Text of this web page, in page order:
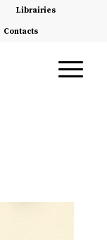
Librairies
Contacts